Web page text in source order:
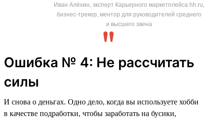
Иван Алёхин, эксперт Карьерного маркетплейса hh.ru,
бизнес-трекер, ментор для руководителей среднего
и высшего звена
Ошибка № 4: Не рассчитать
силы
И снова о деньгах. Одно дело, когда вы используете хобби
в качестве подработки, чтобы заработать на бусики,